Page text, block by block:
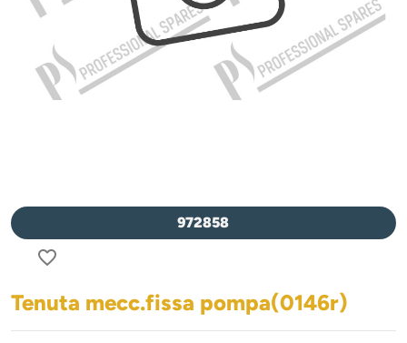
972858
favorite_border
Tenuta mecc.fissa pompa(0146r)